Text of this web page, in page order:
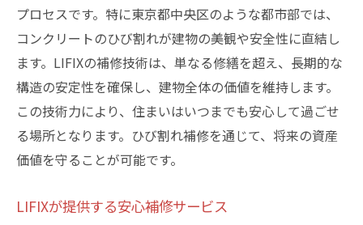
プロセスです。特に東京都中央区のような都市部では、
コンクリートのひび割れが建物の美観や安全性に直結し
ます。LIFIXの補修技術は、単なる修繕を超え、長期的な
構造の安定性を確保し、建物全体の価値を維持します。
この技術力により、住まいはいつまでも安心して過ごせ
る場所となります。ひび割れ補修を通じて、将来の資産
価値を守ることが可能です。
LIFIXが提供する安心補修サービス